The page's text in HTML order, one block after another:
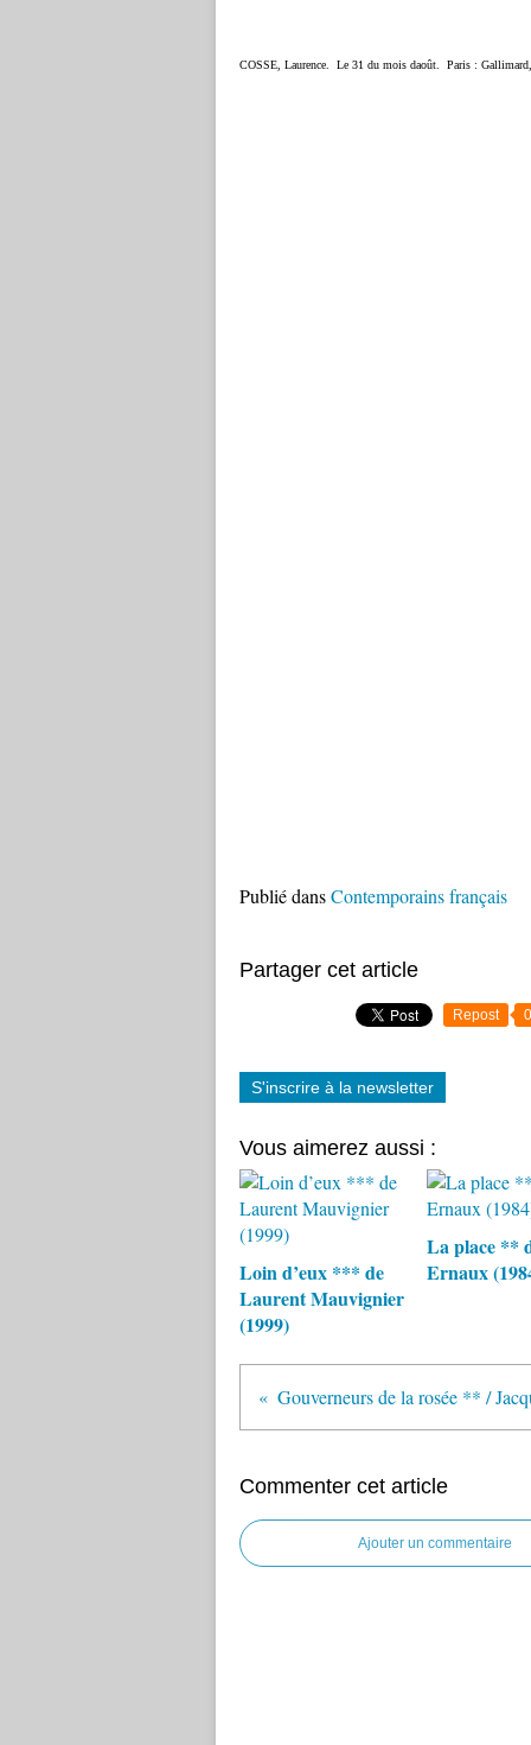
COSSE, Laurence.  Le 31 du mois daoût.  Paris :
Publié dansContemporains français
Partager cet article
Repost 0
S'inscrire à la newsletter
Vous aimerez aussi :
Loin d’eux *** de
Laurent Mauvignier
(1999)
La place **
Ernaux
Gouverneurs de la rosée ** /
Commenter cet article
Ajouter un commentaire